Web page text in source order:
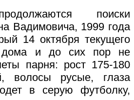
поиски
Вадимовича, 1999 года
14 октября текущего
и до сих пор не
парня: рост 175-180
волосы русые, глаза
в серую футболку,